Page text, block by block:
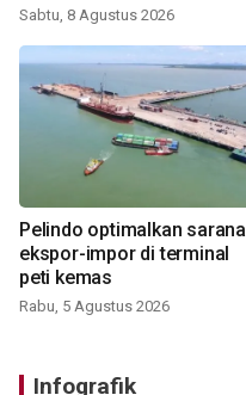
Sabtu, 8 Agustus 2026
Pelindo optimalkan sarana
ekspor-impor di terminal
peti kemas
Rabu, 5 Agustus 2026
Infografik